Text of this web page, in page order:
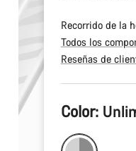
Recorrido de la
Todos los
Reseñas de
Configuración
del
producto
Color: